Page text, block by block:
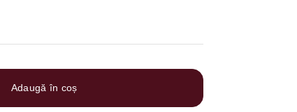
Adaugă în coș